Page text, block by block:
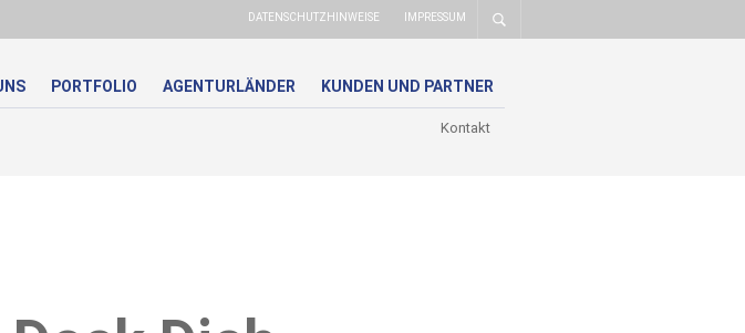
DATENSCHUTZHINWEISE IMPRESSUM
PORTFOLIO AGENTURLÄNDER KUNDEN UND PARTNER
Kontakt